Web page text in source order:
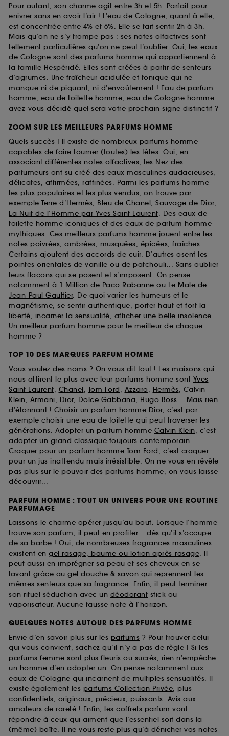
Pour autant, son charme agit entre 3h et 5h. Parfait pour
enivrer sans en avoir l’air ! L’eau de Cologne, quant à elle,
est concentrée entre 4% et 6%. Elle se fait sentir 2h à 3h.
Mais qu’on ne s’y trompe pas : ses notes olfactives sont
tellement particulières qu’on ne peut l’oublier. Oui, les eaux
de Cologne sont des parfums homme qui appartiennent à
la famille Hespéridé. Elles sont créées à partir de senteurs
d’agrumes. Une fraîcheur acidulée et tonique qui ne
manque ni de piquant, ni d’envoûtement ! Eau de parfum
homme, eau de toilette homme, eau de Cologne homme :
avez-vous décidé quel sera votre prochain signe distinctif ?
ZOOM SUR LES MEILLEURS PARFUMS HOMME
Quels succès ! Il existe de nombreux parfums homme
capables de faire tourner (toutes) les têtes. Oui, en
associant différentes notes olfactives, les Nez des
parfumeurs ont su créé des eaux masculines audacieuses,
délicates, affirmées, raffinées. Parmi les parfums homme
les plus populaires et les plus vendus, on trouve par
exemple Terre d’Hermès, Bleu de Chanel, Sauvage de Dior,
La Nuit de l’Homme par Yves Saint Laurent. Des eaux de
toilette homme iconiques et des eaux de parfum homme
mythiques. Ces meilleurs parfums homme jouent entre les
notes poivrées, ambrées, musquées, épicées, fraîches.
Certains ajoutent des accords de cuir. D’autres osent les
pointes orientales de vanille ou de patchouli... Sans oublier
leurs flacons qui se posent et s’imposent. On pense
notamment à 1 Million de Paco Rabanne ou Le Male de
Jean-Paul Gaultier. De quoi varier les humeurs et le
magnétisme, se sentir authentique, porter haut et fort la
liberté, incarner la sensualité, afficher une belle insolence.
Un meilleur parfum homme pour le meilleur de chaque
homme ?
TOP 10 DES MARQUES PARFUM HOMME
Vous voulez des noms ? On vous dit tout ! Les maisons qui
nous attirent le plus avec leur parfums homme sont Yves
Saint Laurent, Chanel, Tom Ford, Azzaro, Hermès, Calvin
Klein, Armani, Dior, Dolce Gabbana, Hugo Boss... Mais rien
d’étonnant ! Choisir un parfum homme Dior, c’est par
exemple choisir une eau de toilette qui peut traverser les
générations. Adopter un parfum homme Calvin Klein, c’est
adopter un grand classique toujours contemporain.
Craquer pour un parfum homme Tom Ford, c’est craquer
pour un jus inattendu mais irrésistible. On ne vous en révèle
pas plus sur le pouvoir des parfums homme, on vous laisse
découvrir...
PARFUM HOMME : TOUT UN UNIVERS POUR UNE ROUTINE
PARFUMAGE
Laissons le charme opérer jusqu’au bout. Lorsque l’homme
trouve son parfum, il peut en profiter... dès qu’il s’occupe
de sa barbe ! Oui, de nombreuses fragrances masculines
existent en gel rasage, baume ou lotion après-rasage. Il
peut aussi en imprégner sa peau et ses cheveux en se
lavant grâce au gel douche & savon qui reprennent les
mêmes senteurs que sa fragrance. Enfin, il peut terminer
son rituel séduction avec un déodorant stick ou
vaporisateur. Aucune fausse note à l’horizon.
QUELQUES NOTES AUTOUR DES PARFUMS HOMME
Envie d’en savoir plus sur les parfums ? Pour trouver celui
qui vous convient, sachez qu’il n’y a pas de règle ! Si les
parfums femme sont plus fleuris ou sucrés, rien n’empêche
un homme d’en adopter un. On pense notamment aux
eaux de Cologne qui incarnent de multiples sensualités. Il
existe également les parfums Collection Privée, plus
confidentiels, originaux, précieux, puissants. Avis aux
amateurs de rareté ! Enfin, les coffrets parfum vont
répondre à ceux qui aiment que l’essentiel soit dans la
(même) boîte. Il ne vous reste plus qu’à dénicher vos notes